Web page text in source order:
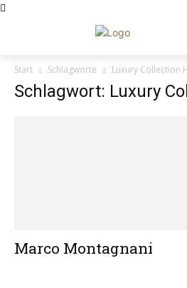
Start Schlagworte Luxury Collection
Schlagwort: Luxury
Marco Montagnani